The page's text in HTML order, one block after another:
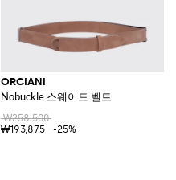
ORCIANI
Nobuckle 스웨이드 벨트
₩258,500
₩193,875
-25%